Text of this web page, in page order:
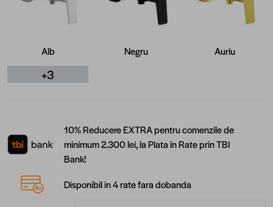
Alb Negru Auriu
+3
10% Reducere EXTRA pentru comenzile de
minimum 2.300 lei, la Plata în Rate prin TBI
Bank!
Disponibil in 4 rate fara dobanda